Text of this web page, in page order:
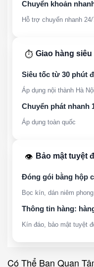
Chuyển khoản
Hỗ trợ chuyển nhanh 24/
⏱️ Giao hàng siêu
Siêu tốc từ 30 phút
Áp dụng nội thành Hà
Chuyển phát nhanh
Áp dụng toàn quốc
👁️ Bảo mật tuyệt
Đóng gói bằng hộp
Bọc kín, dán niêm phong
Thông tin hàng:
Kín đáo, bảo mật tuyệt
Có Thể Bạn Quan